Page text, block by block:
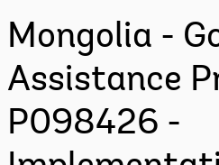
Mongolia -
Assistance
P098426 -